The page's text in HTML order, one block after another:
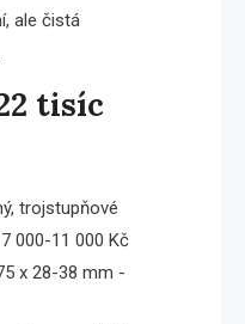
ale čistá
tisíc
trojstupňové
000-11 000 Kč
x 28-38 mm -